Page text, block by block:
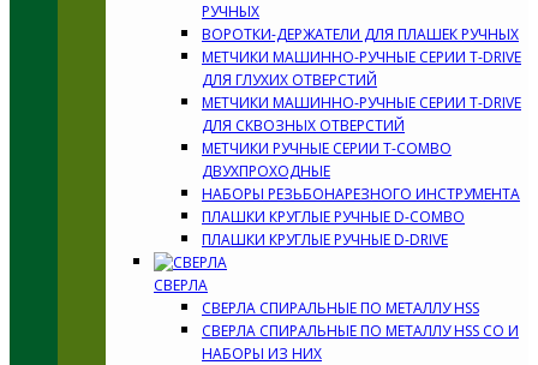
РУЧНЫХ
ВОРОТКИ-ДЕРЖАТЕЛИ ДЛЯ ПЛАШЕК РУЧНЫХ
МЕТЧИКИ МАШИННО-РУЧНЫЕ СЕРИИ T-DRIVE
ДЛЯ ГЛУХИХ ОТВЕРСТИЙ
МЕТЧИКИ МАШИННО-РУЧНЫЕ СЕРИИ T-DRIVE
ДЛЯ СКВОЗНЫХ ОТВЕРСТИЙ
МЕТЧИКИ РУЧНЫЕ СЕРИИ T-COMBO
ДВУХПРОХОДНЫЕ
НАБОРЫ РЕЗЬБОНАРЕЗНОГО ИНСТРУМЕНТА
ПЛАШКИ КРУГЛЫЕ РУЧНЫЕ D-COMBO
ПЛАШКИ КРУГЛЫЕ РУЧНЫЕ D-DRIVE
СВЕРЛА
СВЕРЛА СПИРАЛЬНЫЕ ПО МЕТАЛЛУ HSS
СВЕРЛА СПИРАЛЬНЫЕ ПО МЕТАЛЛУ HSS CO И
НАБОРЫ ИЗ НИХ